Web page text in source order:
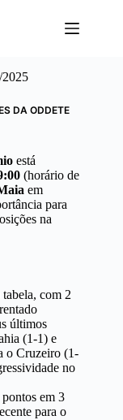
DA ODDETE
está
(horário de
em
para
na
com 2
últimos
(1-1) e
o Cruzeiro (1-
no
em 3
para o